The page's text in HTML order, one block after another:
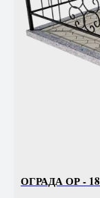
ОГРАДА ОР - 18